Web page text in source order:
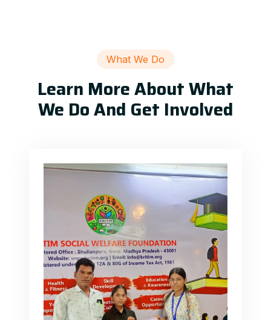
What We Do
Learn More About What
We Do And Get Involved